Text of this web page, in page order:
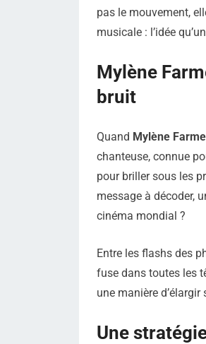
pas le mouvement,
musicale : l’idée
Mylène
bruit
Quand Mylène
chanteuse, connue
pour briller sous les
message à décoder,
cinéma mondial ?
Entre les flashs des
fuse dans toutes les
une manière
Une